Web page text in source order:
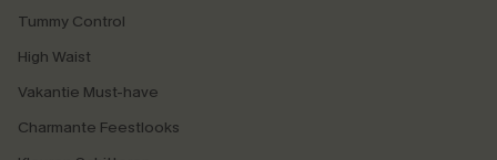
Tummy Control
High Waist
Vakantie Must-have
Charmante Feestlooks